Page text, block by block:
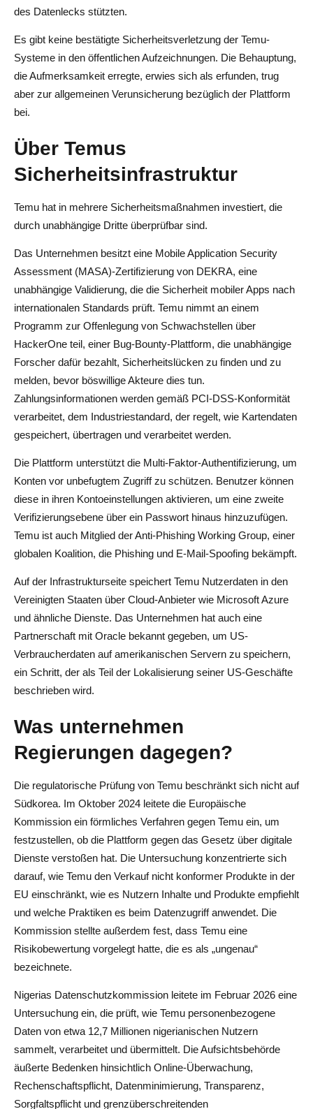
des Datenlecks stützten.
Es gibt keine bestätigte Sicherheitsverletzung der Temu-
Systeme in den öffentlichen Aufzeichnungen. Die Behauptung,
die Aufmerksamkeit erregte, erwies sich als erfunden, trug
aber zur allgemeinen Verunsicherung bezüglich der Plattform
bei.
Über Temus
Sicherheitsinfrastruktur
Temu hat in mehrere Sicherheitsmaßnahmen investiert, die
durch unabhängige Dritte überprüfbar sind.
Das Unternehmen besitzt eine Mobile Application Security
Assessment (MASA)-Zertifizierung von DEKRA, eine
unabhängige Validierung, die die Sicherheit mobiler Apps nach
internationalen Standards prüft. Temu nimmt an einem
Programm zur Offenlegung von Schwachstellen über
HackerOne teil, einer Bug-Bounty-Plattform, die unabhängige
Forscher dafür bezahlt, Sicherheitslücken zu finden und zu
melden, bevor böswillige Akteure dies tun.
Zahlungsinformationen werden gemäß PCI-DSS-Konformität
verarbeitet, dem Industriestandard, der regelt, wie Kartendaten
gespeichert, übertragen und verarbeitet werden.
Die Plattform unterstützt die Multi-Faktor-Authentifizierung, um
Konten vor unbefugtem Zugriff zu schützen. Benutzer können
diese in ihren Kontoeinstellungen aktivieren, um eine zweite
Verifizierungsebene über ein Passwort hinaus hinzuzufügen.
Temu ist auch Mitglied der Anti-Phishing Working Group, einer
globalen Koalition, die Phishing und E-Mail-Spoofing bekämpft.
Auf der Infrastrukturseite speichert Temu Nutzerdaten in den
Vereinigten Staaten über Cloud-Anbieter wie Microsoft Azure
und ähnliche Dienste. Das Unternehmen hat auch eine
Partnerschaft mit Oracle bekannt gegeben, um US-
Verbraucherdaten auf amerikanischen Servern zu speichern,
ein Schritt, der als Teil der Lokalisierung seiner US-Geschäfte
beschrieben wird.
Was unternehmen
Regierungen dagegen?
Die regulatorische Prüfung von Temu beschränkt sich nicht auf
Südkorea. Im Oktober 2024 leitete die Europäische
Kommission ein förmliches Verfahren gegen Temu ein, um
festzustellen, ob die Plattform gegen das Gesetz über digitale
Dienste verstoßen hat. Die Untersuchung konzentrierte sich
darauf, wie Temu den Verkauf nicht konformer Produkte in der
EU einschränkt, wie es Nutzern Inhalte und Produkte empfiehlt
und welche Praktiken es beim Datenzugriff anwendet. Die
Kommission stellte außerdem fest, dass Temu eine
Risikobewertung vorgelegt hatte, die es als „ungenau“
bezeichnete.
Nigerias Datenschutzkommission leitete im Februar 2026 eine
Untersuchung ein, die prüft, wie Temu personenbezogene
Daten von etwa 12,7 Millionen nigerianischen Nutzern
sammelt, verarbeitet und übermittelt. Die Aufsichtsbehörde
äußerte Bedenken hinsichtlich Online-Überwachung,
Rechenschaftspflicht, Datenminimierung, Transparenz,
Sorgfaltspflicht und grenzüberschreitenden